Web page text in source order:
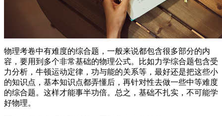
物理考卷中有难度的综合题，一般来说都包含很多部分的内
容，要用到多个非常基础的物理公式。比如力学综合题包含受
力分析，牛顿运动定律，功与能的关系等，最好还是把这些小
的知识点，基本知识点都弄懂后，再针对性去做一些中等难度
的综合题。这样才能事半功倍。总之，基础不扎实，不可能学
好物理。